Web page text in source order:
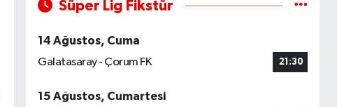
Süper Lig Fikstür
14 Ağustos, Cuma
Galatasaray - Çorum FK
21:30
15 Ağustos, Cumartesi